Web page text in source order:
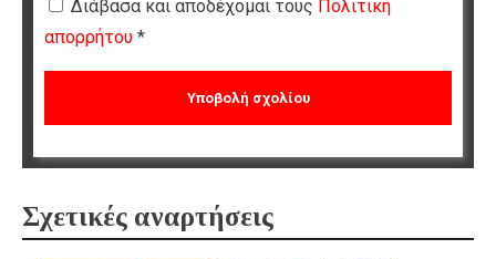
Διάβασα και αποδέχομαι τους Πολιτική
απορρήτου *
Σχετικές αναρτήσεις